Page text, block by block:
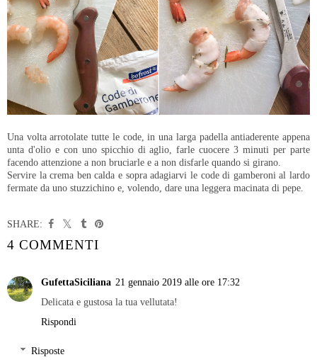
Una volta arrotolate tutte le code, in una larga padella antiaderente appena
unta d'olio e con uno spicchio di aglio, farle cuocere 3 minuti per parte
facendo attenzione a non bruciarle e a non disfarle quando si girano.
Servire la crema ben calda e sopra adagiarvi le code di gamberoni al lardo
fermate da uno stuzzichino e, volendo, dare una leggera macinata di pepe.
SHARE:
4 COMMENTI
GufettaSiciliana 21 gennaio 2019 alle ore 17:32
Delicata e gustosa la tua vellutata!
Rispondi
Risposte